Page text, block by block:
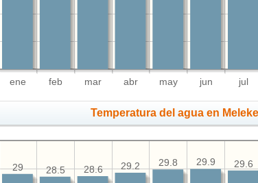
ene feb mar abr may jun jul
Temperatura del agua en
29.6
29.9
29.8
29.2
28.6
28.5
29